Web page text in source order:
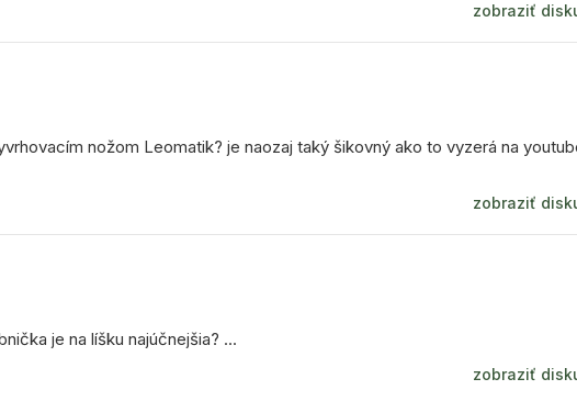
zobraziť
nožom Leomatik? je naozaj taký šikovný ako to vyzerá na
zobraziť
je na líšku najúčnejšia? ...
zobraziť